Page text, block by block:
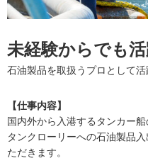
未経験からでも
石油製品を取扱うプロとして
【仕事内容】
国内外から入港するタンカー
タンクローリーへの石油製品
ただきます。